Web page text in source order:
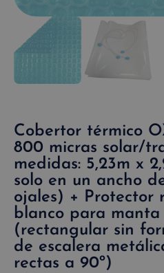
Cobertor térmico
800 micras solar/
medidas: 5,23m x
solo en un ancho
ojales) + Protector
blanco para
(rectangular sin
de escalera
rectas a 90º)